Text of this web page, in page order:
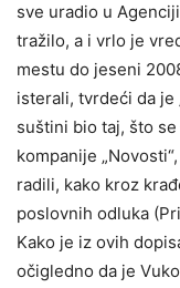
sve uradio u
tražilo, a i vrlo je
mestu do jeseni
isterali, tvrdeći da je
suštini bio taj, što
kompanije
radili, kako kroz
poslovnih odluka
Kako je iz ovih
očigledno da je